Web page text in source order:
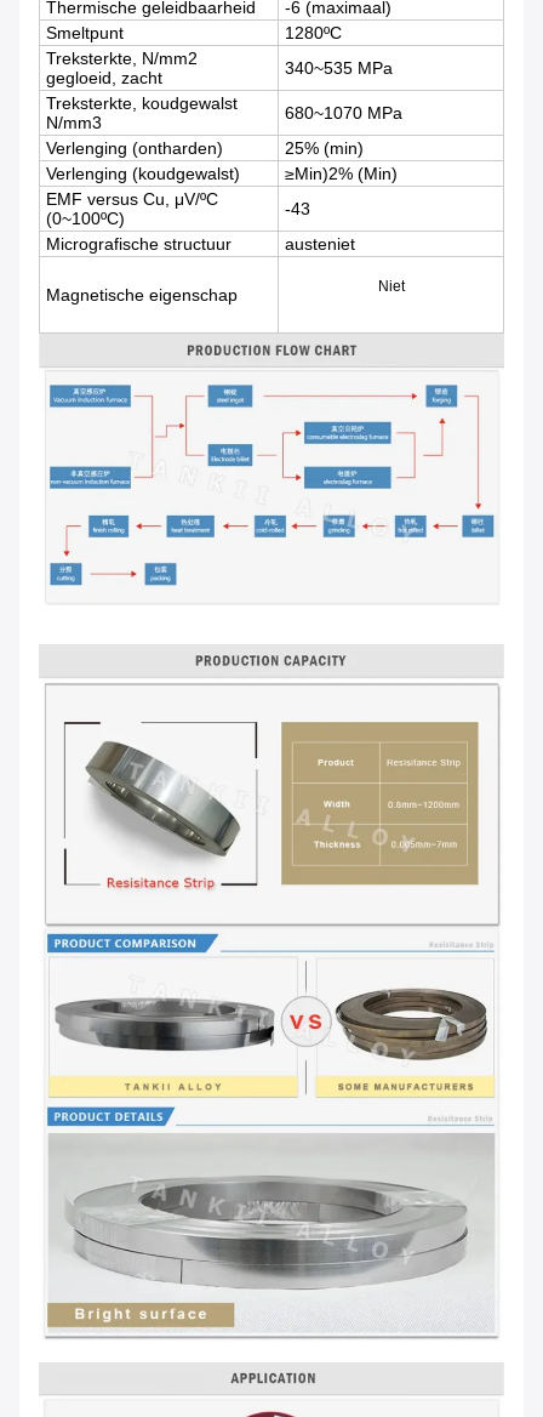
Thermische geleidbaarheid
-6 (maximaal)
Smeltpunt
1280ºC
Treksterkte, N/mm2
gegloeid, zacht
340~535 MPa
Treksterkte, koudgewalst
N/mm3
680~1070 MPa
Verlenging (ontharden)
25% (min)
Verlenging (koudgewalst)
≥Min)2% (Min)
EMF versus Cu, μV/ºC
(0~100ºC)
-43
Micrografische structuur
austeniet
Magnetische eigenschap Niet